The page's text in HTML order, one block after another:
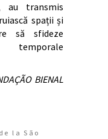
au transmis
spații și
să sfideze
temporale
BIENAL
la São